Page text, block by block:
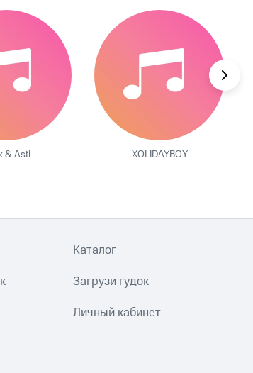
& Asti XOLIDAYBOY
Каталог
Загрузи гудок
Личный кабинет